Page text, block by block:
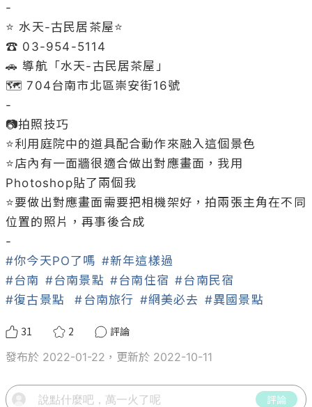
-
⭐️ 水天-古民居茶屋⭐️
☎️ 03-954-5114
🚗 導航「水天-古民居茶屋」
🗺 704台南市北區崇安街16號
-
📷拍照技巧
⭐️利用庭院中的道具配合動作來融入這個景色
⭐️店內有一面牆很適合做出對應畫面，我用
Photoshop貼了兩個我
⭐️要做出對應畫面需要把相機架好，拍兩張主角在不同
位置的照片，再事後合成
#你今天PO了嗎 #新年這樣過
#台南 #台南景點 #台南住宿 #台南民宿
#復古景點
#台南旅行 #網美必去 #異國景點
31 2
評論
發布於 2022-01-22，更新於 2022-10-11
評論